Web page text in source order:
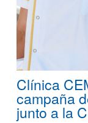
Clínica
campaña
junto a la